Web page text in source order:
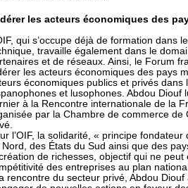
les acteurs économiques des
qui s’occupe déjà de formation dans
travaille également dans le
et de réseaux. Ainsi, le Forum
les acteurs économiques des pays
économiques publics et privés
et lusophones. Abdou
à la Rencontre internationale de la
par la Chambre de commerce
l’OIF, la solidarité, « principe
Nord, des États du Sud ainsi que des
de richesses, objectif qui ne
des entreprises au plan
rencontre du secteur privé, Abdou